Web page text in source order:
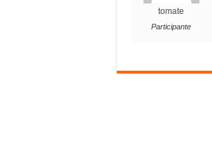
tomate
Participante